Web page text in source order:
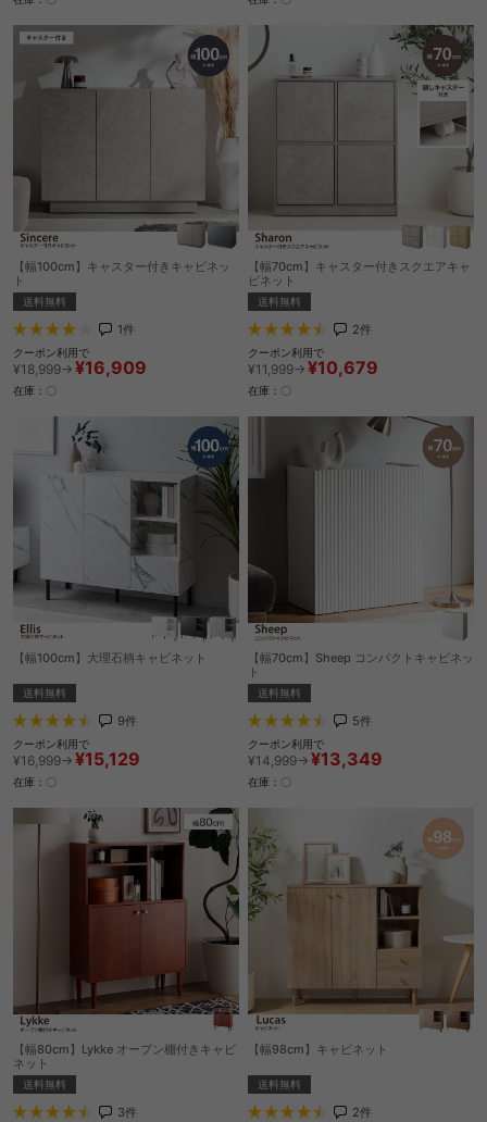
【幅100cm】キャスター付きキャビネッ
ト
送料無料
1件
クーポン利用で
¥18,999→ ¥16,909
在庫：〇
【幅70cm】キャスター付きスクエアキャ
ビネット
送料無料
2件
クーポン利用で
¥11,999→ ¥10,679
在庫：〇
【幅100cm】大理石柄キャビネット
送料無料
9件
クーポン利用で
¥16,999→ ¥15,129
在庫：〇
【幅70cm】Sheep コンパクトキャビネッ
ト
送料無料
5件
クーポン利用で
¥14,999→ ¥13,349
在庫：〇
【幅80cm】Lykke オープン棚付きキャビ
ネット
送料無料
3件
【幅98cm】キャビネット
送料無料
2件